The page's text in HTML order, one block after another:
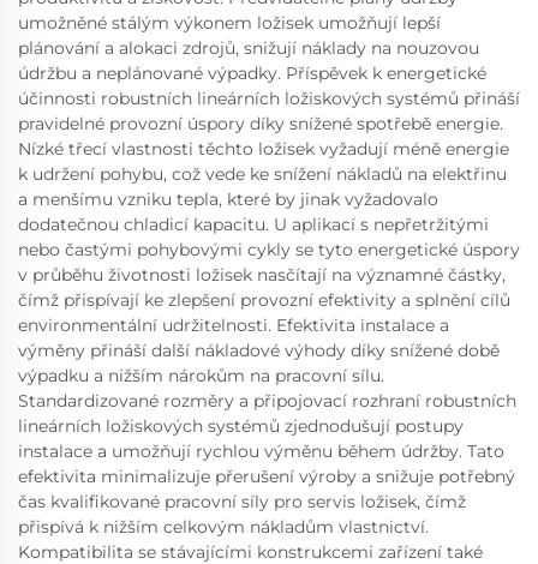
umožněné stálým výkonem ložisek umožňují lepší
plánování a alokaci zdrojů, snižují náklady na nouzovou
údržbu a neplánované výpadky. Příspěvek k energetické
účinnosti robustních lineárních ložiskových systémů přináší
pravidelné provozní úspory díky snížené spotřebě energie.
Nízké třecí vlastnosti těchto ložisek vyžadují méně energie
k udržení pohybu, což vede ke snížení nákladů na elektřinu
a menšímu vzniku tepla, které by jinak vyžadovalo
dodatečnou chladicí kapacitu. U aplikací s nepřetržitými
nebo častými pohybovými cykly se tyto energetické úspory
v průběhu životnosti ložisek nasčítají na významné částky,
čímž přispívají ke zlepšení provozní efektivity a splnění cílů
environmentální udržitelnosti. Efektivita instalace a
výměny přináší další nákladové výhody díky snížené době
výpadku a nižším nárokům na pracovní sílu.
Standardizované rozměry a připojovací rozhraní robustních
lineárních ložiskových systémů zjednodušují postupy
instalace a umožňují rychlou výměnu během údržby. Tato
efektivita minimalizuje přerušení výroby a snižuje potřebný
čas kvalifikované pracovní síly pro servis ložisek, čímž
přispívá k nižším celkovým nákladům vlastnictví.
Kompatibilita se stávajícími konstrukcemi zařízení také